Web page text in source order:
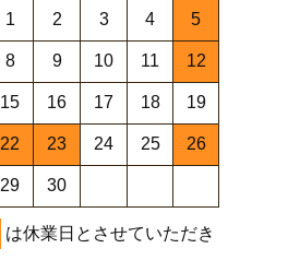
1 2 3 4 5
8 9 10 11 12
15 16 17 18 19
22 23 24 25 26
29 30
は休業日とさせていただき